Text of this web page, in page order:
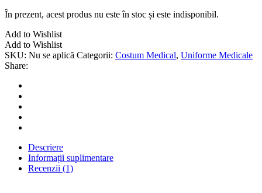
În prezent, acest produs nu este în stoc și este indisponibil.
Add to Wishlist
Add to Wishlist
SKU: Nu se aplică Categorii: Costum Medical, Uniforme Medicale
Share:
Descriere
Informații suplimentare
Recenzii (1)